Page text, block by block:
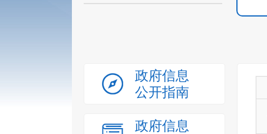
政府信息
公开指南
政府信息